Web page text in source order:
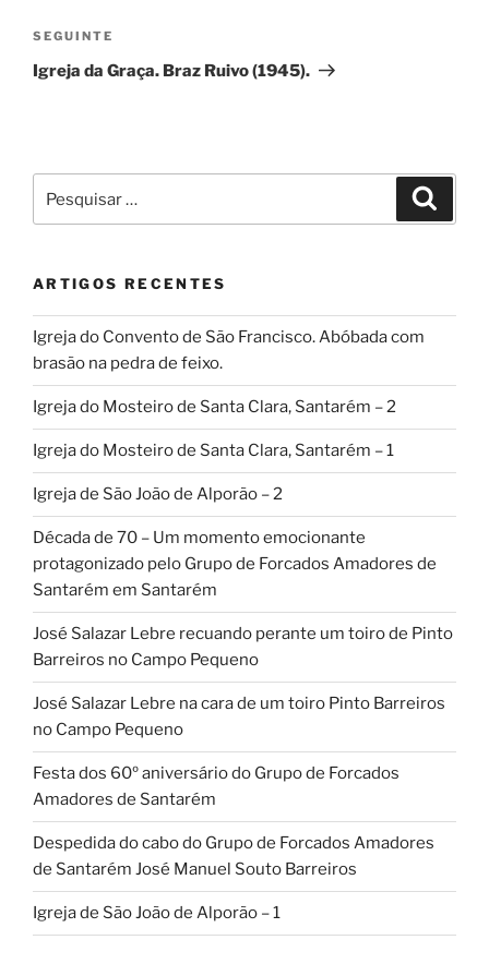
Conteúdo
seguinte
SEGUINTE
Igreja da Graça. Braz Ruivo (1945).
por:
ARTIGOS RECENTES
Igreja do Convento de São Francisco. Abóbada com
brasão na pedra de feixo.
Igreja do Mosteiro de Santa Clara, Santarém – 2
Igreja do Mosteiro de Santa Clara, Santarém – 1
Igreja de São João de Alporão – 2
Década de 70 – Um momento emocionante
protagonizado pelo Grupo de Forcados Amadores de
Santarém em Santarém
José Salazar Lebre recuando perante um toiro de Pinto
Barreiros no Campo Pequeno
José Salazar Lebre na cara de um toiro Pinto Barreiros
no Campo Pequeno
Festa dos 60º aniversário do Grupo de Forcados
Amadores de Santarém
Despedida do cabo do Grupo de Forcados Amadores
de Santarém José Manuel Souto Barreiros
Igreja de São João de Alporão – 1